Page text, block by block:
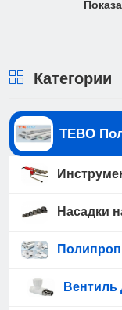
Категории
TEBO
Насадки
Вентиль